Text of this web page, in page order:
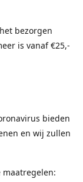
bezorgen
is vanaf €25,-
bieden
en wij zullen
maatregelen: